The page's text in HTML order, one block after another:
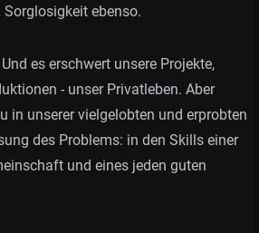
ebenso.
es erschwert unsere Projekte,
- unser Privatleben. Aber
in unserer vielgelobten und erprobten
des Problems: in den Skills einer
und eines jeden guten